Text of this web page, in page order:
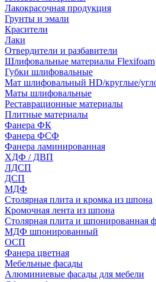
Лакокрасочная продукция
Грунты и эмали
Красители
Лаки
Отвердители и разбавители
Шлифовальные материалы Flexifoam
Губки шлифовальные
Мат шлифовальный HD/круглые/
Маты шлифовальные
Реставрационные материалы
Плитные материалы
Фанера ФК
Фанера ФСФ
Фанера ламинированная
ХДФ / ДВП
ЛДСП
ДСП
МДФ
Столярная плита и кромка из шпона
Кромочная лента из шпона
Столярная плита и шпонированная
МДФ шпонированный
ОСП
Фанера цветная
Мебельные фасады
Алюминиевые фасады для мебели